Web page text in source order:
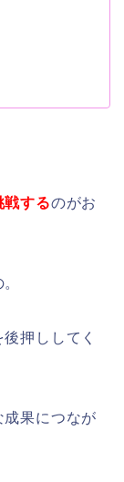
戦するのがお
押ししてく
果につなが